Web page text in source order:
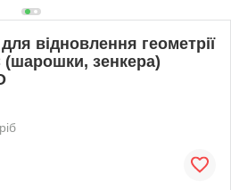
відновлення геометрії
(шарошки, зенкера)